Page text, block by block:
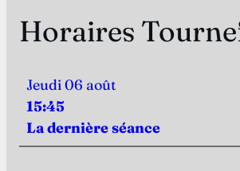
Horaires
Jeudi 06 août
15:45
La dernière séance